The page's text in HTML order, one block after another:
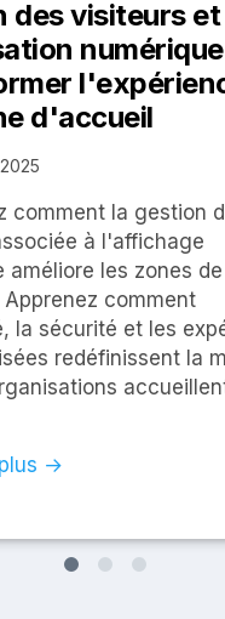
des visiteurs et
d'accueil
comment la gestion
à l'affichage
améliore les zones de
comment
la sécurité et les
redéfinissent la
→